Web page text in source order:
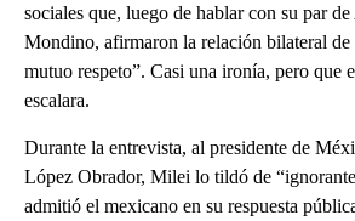
sociales que, luego de hablar con su par
Mondino, afirmaron la relación bilateral de
mutuo respeto”. Casi una ironía, pero que
escalara.
Durante la entrevista, al presidente de
López Obrador, Milei lo tildó de
admitió el mexicano en su respuesta